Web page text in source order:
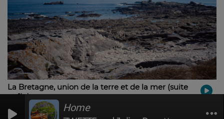
Home
La Bretagne, union de la terre et de la mer (suite
et fin)